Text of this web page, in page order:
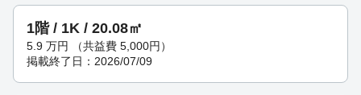
1階 / 1K / 20.08㎡
5.9 万円 （共益費 5,000円）
掲載終了日：2026/07/09